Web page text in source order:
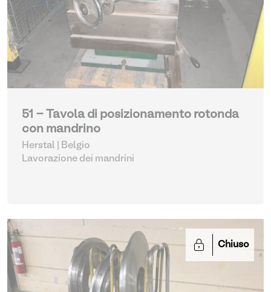
51 - Tavola di posizionamento rotonda
con mandrino
Herstal | Belgio
Lavorazione dei mandrini
Chiuso